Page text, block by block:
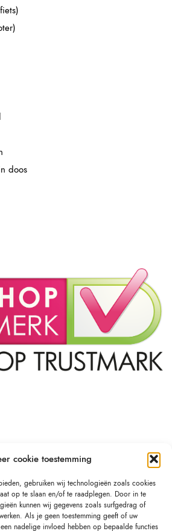
cookie toestemming
gebruiken wij technologieën zoals cookies
op te slaan en/of te raadplegen. Door in te
kunnen wij gegevens zoals surfgedrag of
Als je geen toestemming geeft of uw
nadelige invloed hebben op bepaalde functies
doos